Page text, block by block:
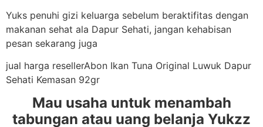
Yuks penuhi gizi keluarga sebelum beraktifitas dengan
makanan sehat ala Dapur Sehati, jangan kehabisan
pesan sekarang juga
jual harga resellerAbon Ikan Tuna Original Luwuk Dapur
Sehati Kemasan 92gr
Mau usaha untuk menambah
tabungan atau uang belanja Yukzz